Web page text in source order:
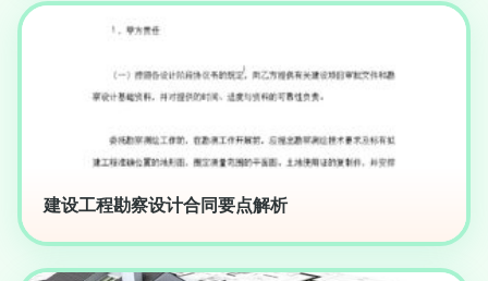
建设工程勘察设计合同要点解析